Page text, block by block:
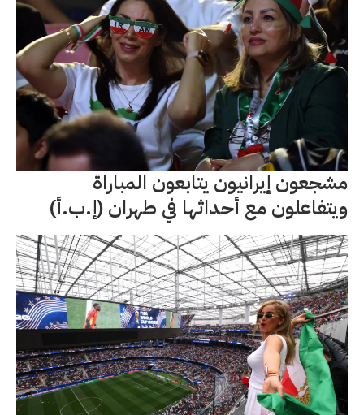
مشجعون إيرانيون يتابعون المباراة
ويتفاعلون مع أحداثها في طهران (إ.ب.أ)